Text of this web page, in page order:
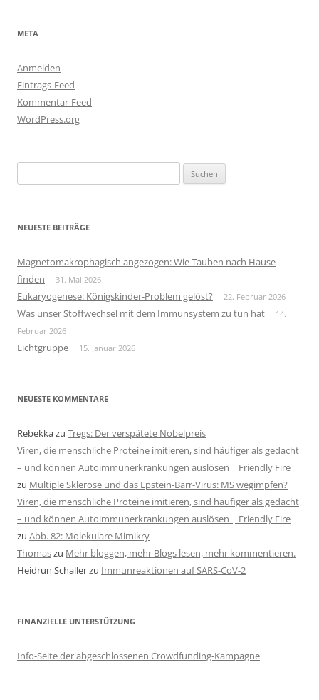
META
Anmelden
Eintrags-Feed
Kommentar-Feed
WordPress.org
nach:
NEUESTE BEITRÄGE
Magnetomakrophagisch angezogen: Wie Tauben nach Hause
finden
31. Mai 2026
Eukaryogenese: Königskinder-Problem gelöst? 22. Februar 2026
Was unser Stoffwechsel mit dem Immunsystem zu tun hat
14.
Februar 2026
Lichtgruppe 15. Januar 2026
NEUESTE KOMMENTARE
Rebekkazu Tregs: Der verspätete Nobelpreis
Viren, die menschliche Proteine imitieren, sind häufiger als gedacht
– und können Autoimmunerkrankungen auslösen | Friendly Fire
zu Multiple Sklerose und das Epstein-Barr-Virus: MS wegimpfen?
Viren, die menschliche Proteine imitieren, sind häufiger als gedacht
– und können Autoimmunerkrankungen auslösen | Friendly Fire
zu Abb. 82: Molekulare Mimikry
Thomaszu Mehr bloggen, mehr Blogs lesen, mehr kommentieren.
Heidrun Schallerzu Immunreaktionen auf SARS-CoV-2
FINANZIELLE UNTERSTÜTZUNG
Info-Seite der abgeschlossenen Crowdfunding-Kampagne